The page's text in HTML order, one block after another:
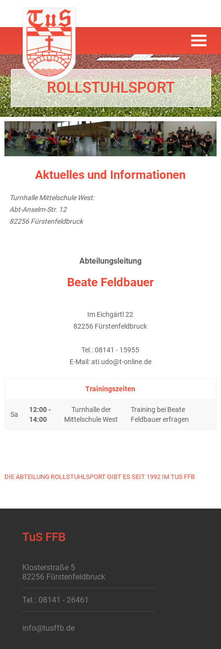
ROLLSTUHLSPORT
Aktuelles und Informationen
Turnhalle Mittelschule West:
Abt-Anselm-Str. 12
82256 Fürstenfeldbruck
Abteilungsleitung
Beate Feldbauer
Im Eichgärtl 22
82256 Fürstenfeldbruck
Tel.: 08141 - 15955
E-Mail: ati.udo@t-online.de
Trainingszeiten
Sa
12:00 -
14:00
Turnhalle der
Mittelschule West
Training bei Beate
Feldbauer erfragen
DIE ABTEILUNG ROLLSTUHLSPORT GIBT ES SEIT 1992 IM TUS FFB
TuS FFB
Klosterstraße 5
82256 Fürstenfeldbruck
Tel.: 08141 - 26461
info@tusffb.de